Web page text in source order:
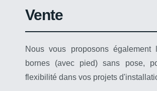
Vente
Nous vous proposons
bornes (avec pied) sans pose,
flexibilité dans vos projets